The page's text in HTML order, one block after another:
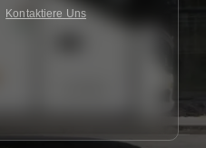
Kontaktiere Uns